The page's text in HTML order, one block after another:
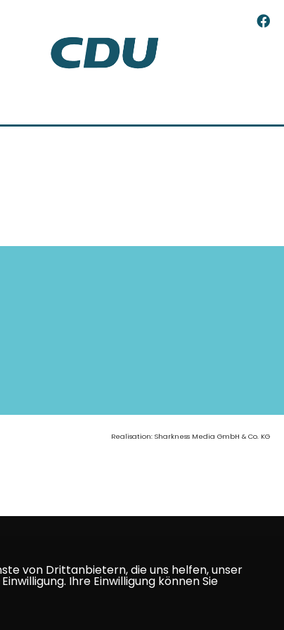
Realisation: Sharkness Media GmbH & Co. KG
von Drittanbietern, die uns helfen, unser
Ihre Einwilligung können Sie